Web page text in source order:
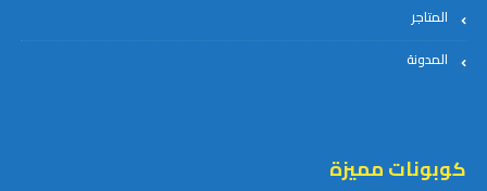
المتاجر
المدونة
كوبونات مميزة